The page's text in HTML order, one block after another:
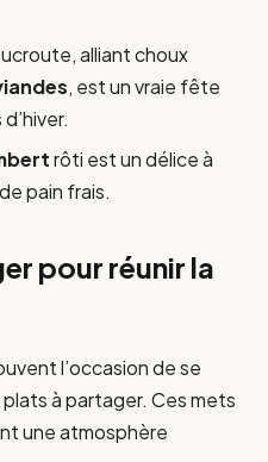
alliant choux
, est un vraie fête
rôti est un délice à
pain frais.
pour réunir la
l’occasion de se
à partager. Ces mets
une atmosphère